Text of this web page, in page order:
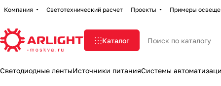
Компания Светотехнический расчет Проекты Примеры
Каталог
Светодиодные лентыИсточники питанияСистемы